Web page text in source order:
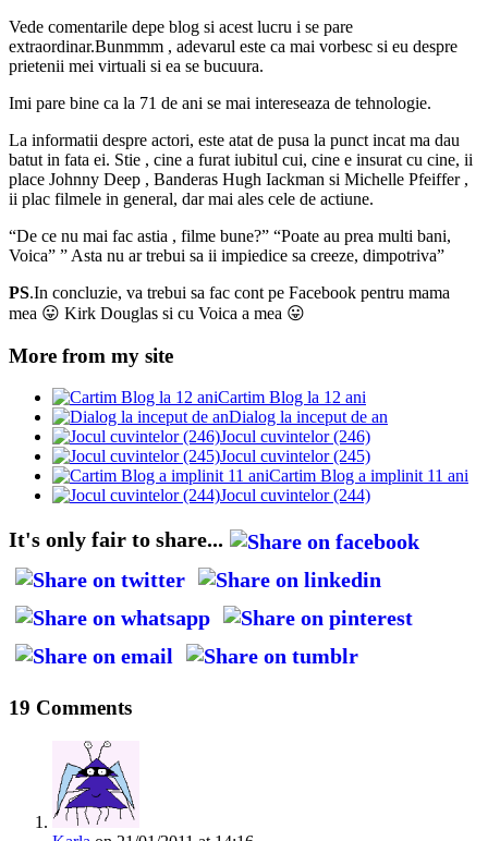
Vede comentarile depe blog si acest lucru i se pare
extraordinar.Bunmmm , adevarul este ca mai vorbesc si eu despre
prietenii mei virtuali si ea se bucuura.
Imi pare bine ca la 71 de ani se mai intereseaza de tehnologie.
La informatii despre actori, este atat de pusa la punct incat ma dau
batut in fata ei. Stie , cine a furat iubitul cui, cine e insurat cu cine, ii
place Johnny Deep , Banderas Hugh Iackman si Michelle Pfeiffer ,
ii plac filmele in general, dar mai ales cele de actiune.
“De ce nu mai fac astia , filme bune?” “Poate au prea multi bani,
Voica” ” Asta nu ar trebui sa ii impiedice sa creeze, dimpotriva”
PS.In concluzie, va trebui sa fac cont pe Facebook pentru mama
mea 😛 Kirk Douglas si cu Voica a mea 😛
More from my site
Cartim Blog la 12 ani
Dialog la inceput de an
Jocul cuvintelor (246)
Jocul cuvintelor (245)
Cartim Blog a implinit 11 ani
Jocul cuvintelor (244)
It's only fair to share...
19 Comments